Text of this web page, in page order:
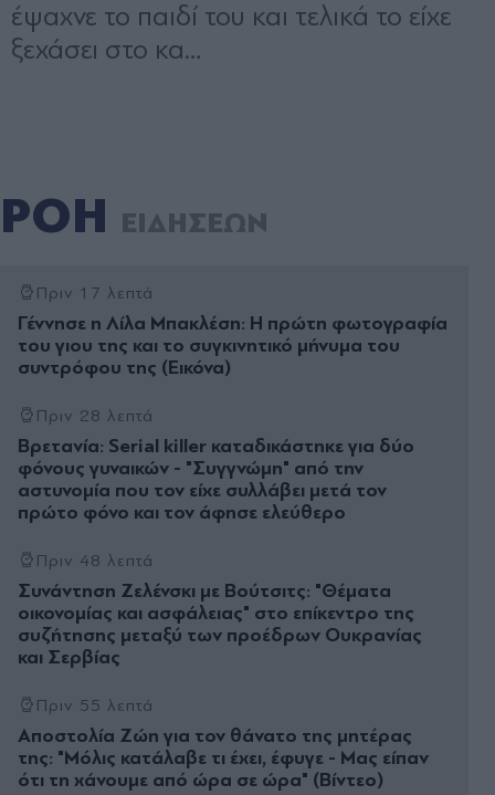
ΡΟΗ ΕΙΔΗΣΕΩΝ
Πριν 17 λεπτά
Γέννησε η Λίλα Μπακλέση: Η πρώτη φωτογραφία
του γιου της και το συγκινητικό μήνυμα του
συντρόφου της (Εικόνα)
Πριν 28 λεπτά
Βρετανία: Serial killer καταδικάστηκε για δύο
φόνους γυναικών - "Συγγνώμη" από την
αστυνομία που τον είχε συλλάβει μετά τον
πρώτο φόνο και τον άφησε ελεύθερο
Πριν 48 λεπτά
Συνάντηση Ζελένσκι με Βούτσιτς: "Θέματα
οικονομίας και ασφάλειας" στο επίκεντρο της
συζήτησης μεταξύ των προέδρων Ουκρανίας
και Σερβίας
Πριν 55 λεπτά
Αποστολία Ζώη για τον θάνατο της μητέρας
της: "Μόλις κατάλαβε τι έχει, έφυγε - Μας είπαν
ότι τη χάνουμε από ώρα σε ώρα" (Βίντεο)